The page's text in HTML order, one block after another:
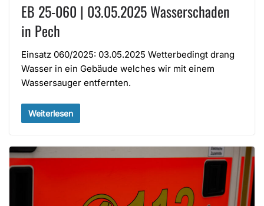
EB 25-060 | 03.05.2025 Wasserschaden
in Pech
Einsatz 060/2025: 03.05.2025 Wetterbedingt drang
Wasser in ein Gebäude welches wir mit einem
Wassersauger entfernten.
Weiterlesen